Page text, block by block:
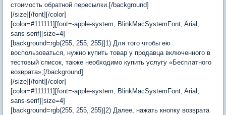
стоимость обратной пересылки.[/background]
[/size][/font][/color]
[color=#111111][font=-apple-system, BlinkMacSystemFont, Arial,
sans-serif][size=4]
[background=rgb(255, 255, 255)]1) Для того чтобы ею
воспользоваться, нужно купить товар у продавца включенного в
тестовый список, также необходимо купить услугу «Бесплатного
возврата»;[/background]
[/size][/font][/color]
[color=#111111][font=-apple-system, BlinkMacSystemFont, Arial,
sans-serif][size=4]
[background=rgb(255, 255, 255)]2) Далее, нажать кнопку возврата